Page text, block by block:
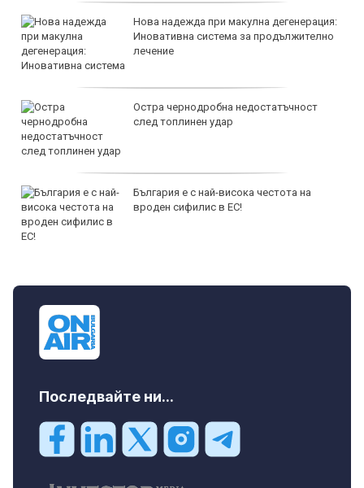
Нова надежда при макулна дегенерация:
Иновативна система за продължително
лечение
Остра чернодробна недостатъчност
след топлинен удар
България е с най-висока честота на
вроден сифилис в ЕС!
Последвайте ни...